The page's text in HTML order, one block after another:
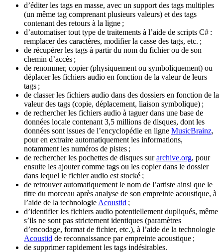
d’éditer les tags en masse, avec un support des tags multiples
(un même tag comprenant plusieurs valeurs) et des tags
contenant des retours à la ligne ;
d’automatiser tout type de traitements à l’aide de scripts C# :
remplacer des caractères, modifier la casse des tags, etc. ;
de récupérer les tags à partir du nom du fichier ou de son
chemin d’accès ;
de renommer, copier (physiquement ou symboliquement) ou
déplacer les fichiers audio en fonction de la valeur de leurs
tags ;
de classer les fichiers audio dans des dossiers en fonction de la
valeur des tags (copie, déplacement, liaison symbolique) ;
de rechercher les fichiers audio à taguer dans une base de
données locale contenant 3,5 millions de disques, dont les
données sont issues de l’encyclopédie en ligne MusicBrainz,
pour en extraire automatiquement les informations,
notamment les numéros de pistes ;
de rechercher les pochettes de disques surarchive.org, pour
ensuite les ajouter comme tags ou les copier dans le dossier
dans lequel le fichier audio est stocké ;
de retrouver automatiquement le nom de l’artiste ainsi que le
titre du morceau après analyse de son empreinte acoustique, à
l’aide de la technologie Acoustid ;
d’identifier les fichiers audio potentiellement dupliqués, même
s’ils ne sont pas strictement identiques (paramètres
d’encodage, format de fichier, etc.), à l’aide de la technologie
Acoustid de reconnaissance par empreinte acoustique ;
de supprimer rapidement les tags indésirables.